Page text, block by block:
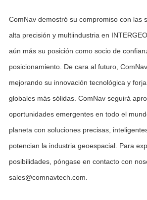
ComNav demostró su compromiso con las
alta precisión y multiindustria en
aún más su posición como socio de
posicionamiento. De cara al futuro,
mejorando su innovación tecnológica y
globales más sólidas. ComNav seguirá
oportunidades emergentes en todo el
planeta con soluciones precisas,
potencian la industria geoespacial. Para
posibilidades, póngase en contacto con
sales@comnavtech.com.